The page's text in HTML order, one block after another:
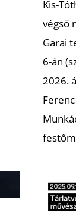
Kis-
végső
Garai
6-án
2026.